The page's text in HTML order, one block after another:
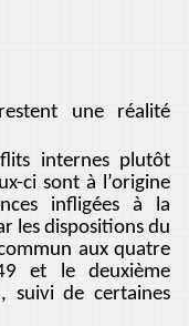
une réalité
internes plutôt
ci sont à l’origine
infligées à la
les dispositions du
aux quatre
et le deuxième
suivi de certaines